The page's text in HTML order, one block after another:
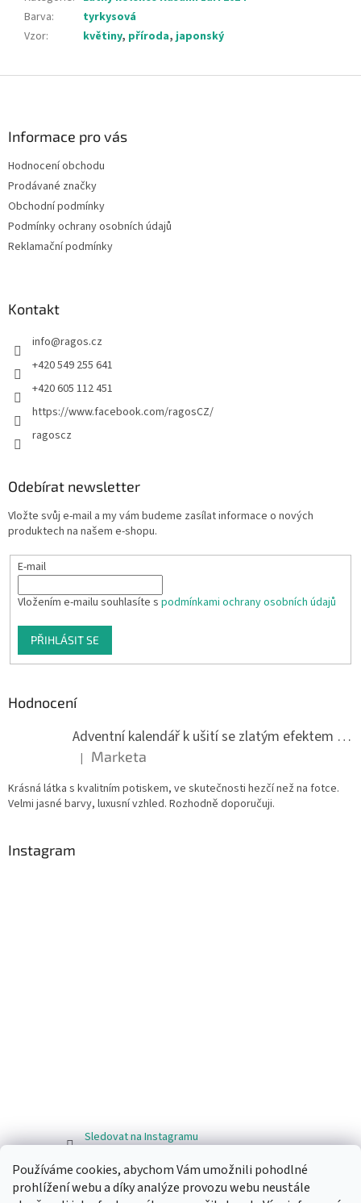
Používáme cookies, abychom Vám umožnili pohodlné
prohlížení webu a díky analýze provozu webu neustále
Barva:
tyrkysová
Vzor: květiny, příroda,japonský
Informace pro vás
Hodnocení obchodu
Prodávané značky
Obchodní podmínky
Podmínky ochrany osobních údajů
Reklamační podmínky
Kontakt
info@ragos.cz
+420 549 255 641
+420 605 112 451
https://www.facebook.com/ragosCZ/
ragoscz
Odebírat newsletter
Vložte svůj e-mail a my vám budeme zasílat informace o nových
produktech na našem e-shopu.
E-mail
Vložením e-mailu souhlasíte s podmínkami ochrany osobních údajů
PŘIHLÁSIT SE
Hodnocení
Adventní kalendář k ušití se zlatým efektem 042Q
Hodnocení produktu je 5 z 5 hvězdiček.
| Marketa
Krásná látka s kvalitním potiskem, ve skutečnosti hezčí než na fotce.
Velmi jasné barvy, luxusní vzhled. Rozhodně doporučuji.
Instagram
Sledovat na Instagramu
Facebook